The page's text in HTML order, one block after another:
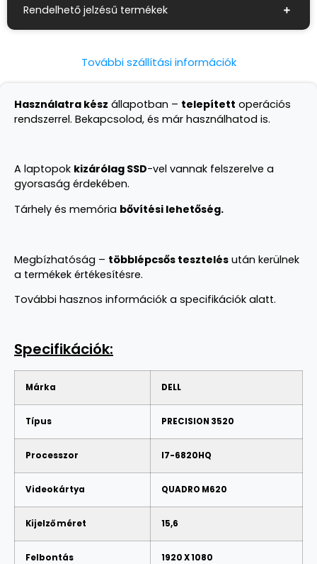
Rendelhető jelzésű termékek
További szállítási információk
Használatra kész állapotban – telepített operációs
rendszerrel. Bekapcsolod, és már használhatod is.
A laptopok kizárólag SSD-vel vannak felszerelve a
gyorsaság érdekében.
Tárhely és memória bővítési lehetőség.
Megbízhatóság – többlépcsős tesztelés után kerülnek
a termékek értékesítésre.
További hasznos információk a specifikációk alatt.
Specifikációk:
Márka DELL
Típus PRECISION 3520
Processzor I7-6820HQ
Videokártya QUADRO M620
Kijelző méret 15,6
Felbontás 1920 X 1080